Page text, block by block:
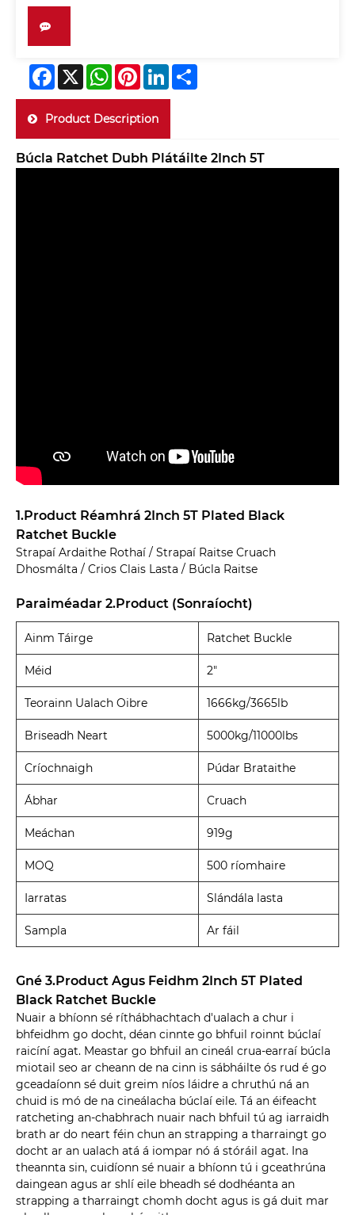
Facebook
X WhatsAppPinterestLinkedIn
Product Description
Búcla Ratchet Dubh Plátáilte 2Inch 5T
1.Product Réamhrá 2Inch 5T Plated Black
Ratchet Buckle
Strapaí Ardaithe Rothaí / Strapaí Raitse Cruach
Dhosmálta / Crios Clais Lasta / Búcla Raitse
Paraiméadar 2.Product (Sonraíocht)
Ainm Táirge Ratchet Buckle
Méid 2"
Teorainn Ualach Oibre 1666kg/3665lb
Briseadh Neart 5000kg/11000lbs
Críochnaigh Púdar Brataithe
Ábhar Cruach
Meáchan 919g
MOQ 500 ríomhaire
Iarratas Slándála lasta
Sampla Ar fáil
Gné 3.Product Agus Feidhm 2Inch 5T Plated
Black Ratchet Buckle
Nuair a bhíonn sé ríthábhachtach d'ualach a chur i
bhfeidhm go docht, déan cinnte go bhfuil roinnt búclaí
raicíní agat. Meastar go bhfuil an cineál crua-earraí búcla
miotail seo ar cheann de na cinn is sábháilte ós rud é go
gceadaíonn sé duit greim níos láidre a chruthú ná an
chuid is mó de na cineálacha búclaí eile. Tá an éifeacht
ratcheting an-chabhrach nuair nach bhfuil tú ag iarraidh
brath ar do neart féin chun an strapping a tharraingt go
docht ar an ualach atá á iompar nó á stóráil agat. Ina
theannta sin, cuidíonn sé nuair a bhíonn tú i gceathrúna
daingean agus ar shlí eile bheadh ​​sé dodhéanta an
strapping a tharraingt chomh docht agus is gá duit mar